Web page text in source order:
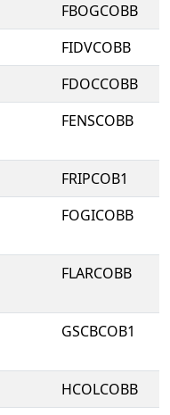
FBOGCOBB
FIDVCOBB
FDOCCOBB
FENSCOBB
FRIPCOB1
FOGICOBB
FLARCOBB
GSCBCOB1
HCOLCOBB